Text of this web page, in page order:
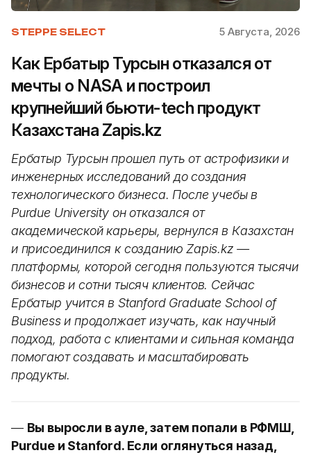
STEPPE SELECT 5 Августа, 2026
Как Ербатыр Турсын отказался от
мечты о NASA и построил
крупнейший бьюти-tech продукт
Казахстана Zapis.kz
Ербатыр Турсын прошел путь от астрофизики и
инженерных исследований до создания
технологического бизнеса. После учебы в
Purdue University он отказался от
академической карьеры, вернулся в Казахстан
и присоединился к созданию Zapis.kz —
платформы, которой сегодня пользуются тысячи
бизнесов и сотни тысяч клиентов. Сейчас
Ербатыр учится в Stanford Graduate School of
Business и продолжает изучать, как научный
подход, работа с клиентами и сильная команда
помогают создавать и масштабировать
продукты.
— Вы выросли в ауле, затем попали в РФМШ,
Purdue и Stanford. Если оглянуться назад,